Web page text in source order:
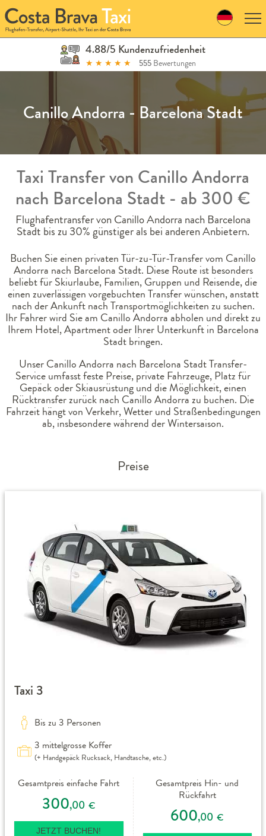
Skip
to
navigation
Skip
4.88/5 Kundenzufriedenheit
★ ★ ★ ★ ★ 555 Bewertungen
Canillo Andorra - Barcelona Stadt
Taxi Transfer von Canillo Andorra
nach Barcelona Stadt - ab 300 €
Flughafentransfer von Canillo Andorra nach Barcelona
Stadt bis zu 30% günstiger als bei anderen Anbietern.
Buchen Sie einen privaten Tür-zu-Tür-Transfer vom Canillo
Andorra nach Barcelona Stadt. Diese Route ist besonders
beliebt für Skiurlaube, Familien, Gruppen und Reisende, die
einen zuverlässigen vorgebuchten Transfer wünschen, anstatt
nach der Ankunft nach Transportmöglichkeiten zu suchen.
Ihr Fahrer wird Sie am Canillo Andorra abholen und direkt zu
Ihrem Hotel, Apartment oder Ihrer Unterkunft in Barcelona
Stadt bringen.
Unser Canillo Andorra nach Barcelona Stadt Transfer-
Service umfasst feste Preise, private Fahrzeuge, Platz für
Gepäck oder Skiausrüstung und die Möglichkeit, einen
Rücktransfer zurück nach Canillo Andorra zu buchen. Die
Fahrzeit hängt von Verkehr, Wetter und Straßenbedingungen
ab, insbesondere während der Wintersaison.
Preise
Taxi 3
Bis zu 3 Personen
3 mittelgrosse Koffer
(+ Handgepäck Rucksack, Handtasche, etc.)
Gesamtpreis einfache Fahrt
300,00 €
JETZT BUCHEN!
Gesamtpreis Hin- und
Rückfahrt
600,00 €